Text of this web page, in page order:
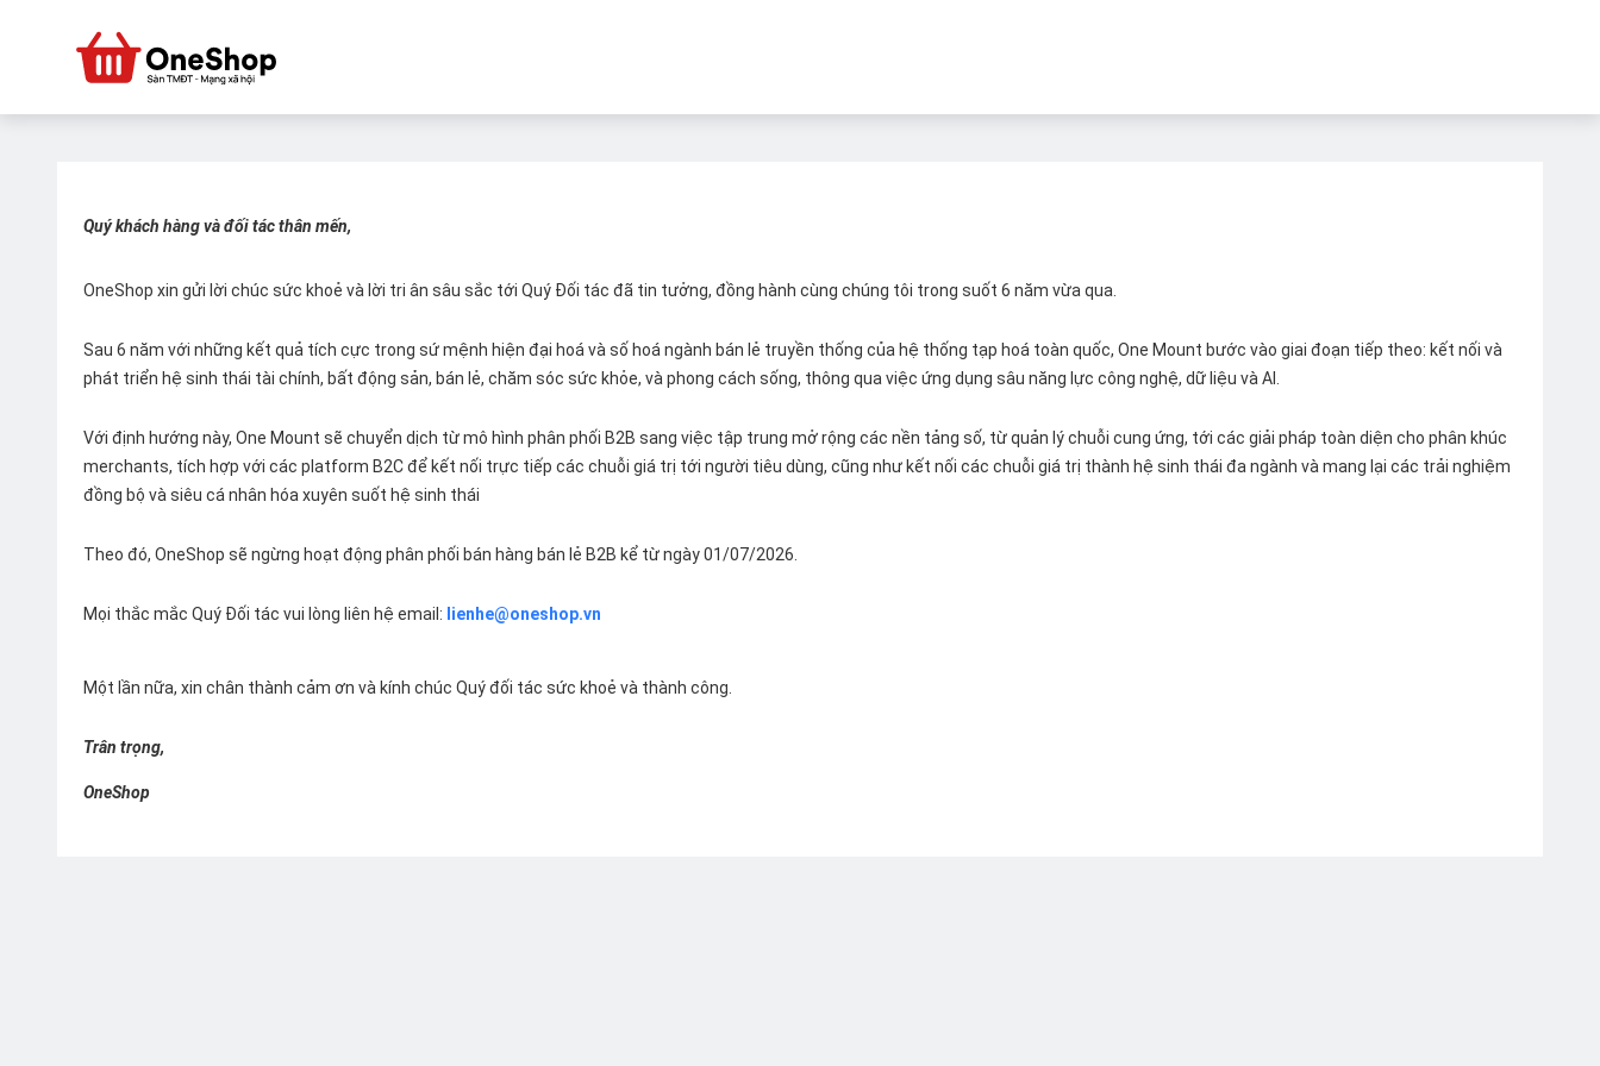
Quý khách hàng và đối tác thân mến,
OneShop xin gửi lời chúc sức khoẻ và lời tri ân sâu sắc tới Quý Đối tác đã tin tưởng, đồng hành cùng chúng tôi trong suốt 6 năm vừa qua.
Sau 6 năm với những kết quả tích cực trong sứ mệnh hiện đại hoá và số hoá ngành bán lẻ truyền thống của hệ thống tạp hoá toàn quốc, One Mount bước vào giai đoạn tiếp theo: kết nối và
phát triển hệ sinh thái tài chính, bất động sản, bán lẻ, chăm sóc sức khỏe, và phong cách sống, thông qua việc ứng dụng sâu năng lực công nghệ, dữ liệu và AI.
Với định hướng này, One Mount sẽ chuyển dịch từ mô hình phân phối B2B sang việc tập trung mở rộng các nền tảng số, từ quản lý chuỗi cung ứng, tới các giải pháp toàn diện cho phân khúc
merchants, tích hợp với các platform B2C để kết nối trực tiếp các chuỗi giá trị tới người tiêu dùng, cũng như kết nối các chuỗi giá trị thành hệ sinh thái đa ngành và mang lại các trải nghiệm
đồng bộ và siêu cá nhân hóa xuyên suốt hệ sinh thái
Theo đó, OneShop sẽ ngừng hoạt động phân phối bán hàng bán lẻ B2B kể từ ngày 01/07/2026.
Mọi thắc mắc Quý Đối tác vui lòng liên hệ email: lienhe@oneshop.vn
Một lần nữa, xin chân thành cảm ơn và kính chúc Quý đối tác sức khoẻ và thành công.
Trân trọng,
OneShop